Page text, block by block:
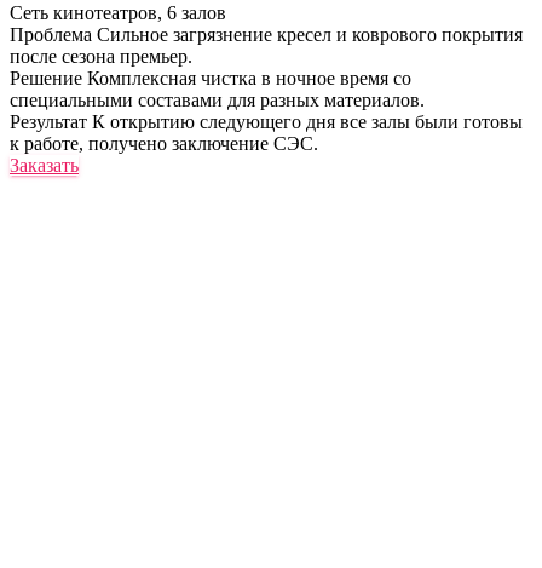
Сеть кинотеатров, 6 залов
Проблема Сильное загрязнение кресел и коврового покрытия
после сезона премьер.
Решение Комплексная чистка в ночное время со
специальными составами для разных материалов.
Результат К открытию следующего дня все залы были готовы
к работе, получено заключение СЭС.
Заказать